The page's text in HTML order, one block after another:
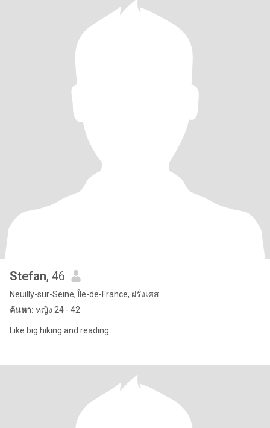
Stefan, 46
Neuilly-sur-Seine, Île-de-France, ฝรั่งเศส
ค้นหา: หญิง 24 - 42
Like big hiking and reading